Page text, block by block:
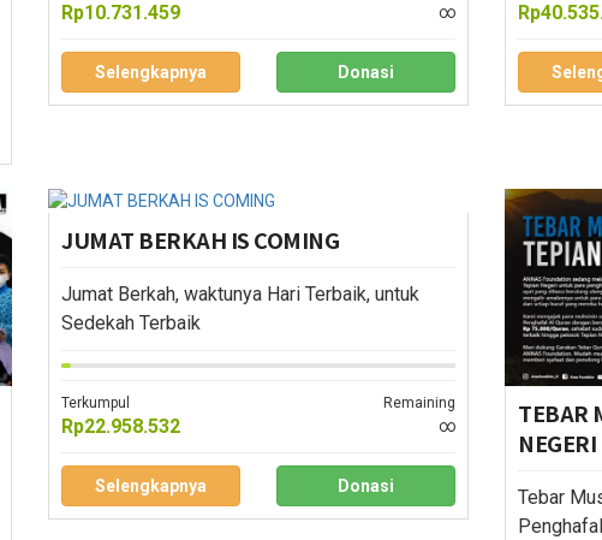
Rp10.731.459 ∞
Selengkapnya Donasi
JUMAT BERKAH IS COMING
Jumat Berkah, waktunya Hari Terbaik, untuk
Sedekah Terbaik
Terkumpul
Rp22.958.532
Remaining
∞
Selengkapnya Donasi
TEBAR
NEGERI
Tebar